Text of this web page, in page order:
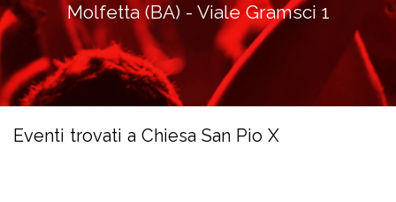
Molfetta (BA) - Viale Gramsci 1
Eventi trovati a Chiesa San Pio X